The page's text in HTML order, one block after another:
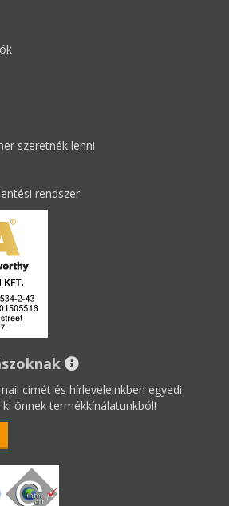
szeretnék lenni
rendszer
címét és hírleveleinkben egyedi
önnek termékkínálatunkból!